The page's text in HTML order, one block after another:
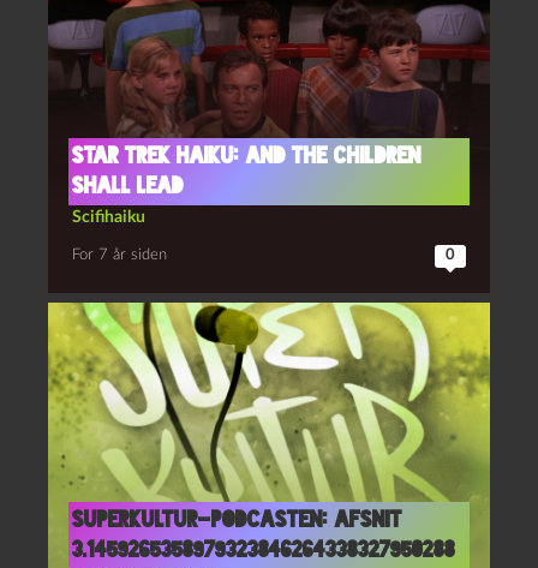
Star Trek haiku: And the Children
Shall Lead
Scifihaiku
For 7 år siden 0
Superkultur-podcasten: Afsnit
3.1459265358979323846264338327950288